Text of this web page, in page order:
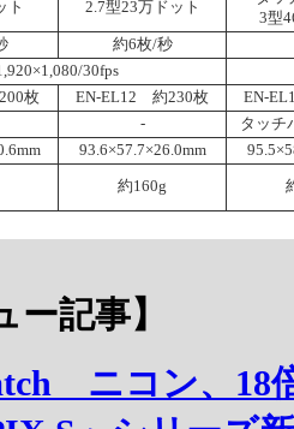
ト 2.7型23万ドット
3型
約6枚/秒
30fps
枚 EN-EL12 約230枚
EN-
-
タッチ
93.6×57.7×26.0mm
約160g
記事】
ニコン、18